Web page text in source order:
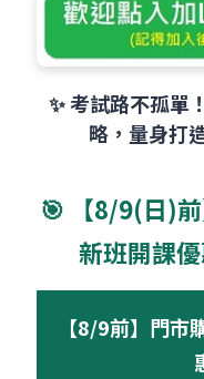
✨ 考試路不孤單
略，量身打
🎯 【8/9(日)
新班開課
【8/9前】門市